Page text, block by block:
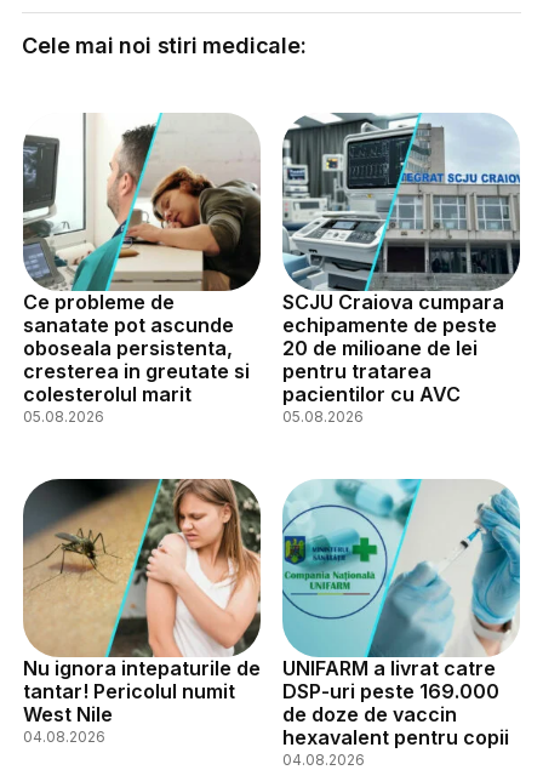
Cele mai noi stiri medicale:
Ce probleme de
sanatate pot ascunde
oboseala persistenta,
cresterea in greutate si
colesterolul marit
05.08.2026
SCJU Craiova cumpara
echipamente de peste
20 de milioane de lei
pentru tratarea
pacientilor cu AVC
05.08.2026
Nu ignora intepaturile de
tantar! Pericolul numit
West Nile
04.08.2026
UNIFARM a livrat catre
DSP-uri peste 169.000
de doze de vaccin
hexavalent pentru copii
04.08.2026